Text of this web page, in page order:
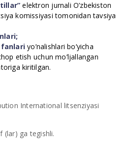
elektron jurnali O’zbekiston
komissiyasi tomonidan tavsiya
fanlari yo’nalishlari bo’yicha
etish uchun mo’ljallangan
kiritilgan.
International litsenziyasi
(lar) ga tegishli.